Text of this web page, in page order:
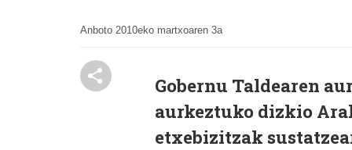
Anboto 2010eko martxoaren 3a
Gobernu Taldearen
aurkeztuko dizkio
etxebizitzak